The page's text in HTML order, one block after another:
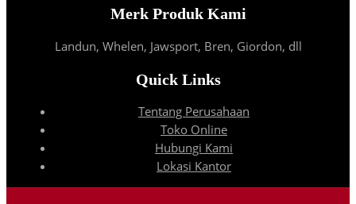
Merk Produk Kami
Landun, Whelen, Jawsport, Bren, Giordon, dll
Quick Links
Tentang Perusahaan
Toko Online
Hubungi Kami
Lokasi Kantor